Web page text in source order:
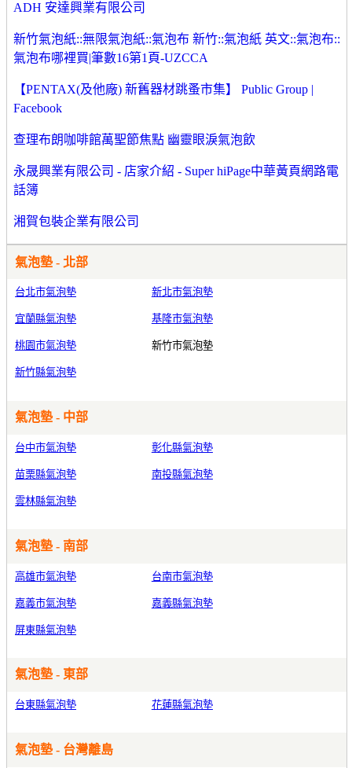
ADH 安達興業有限公司
新竹氣泡紙::無限氣泡紙::氣泡布 新竹::氣泡紙 英文::氣泡布::
氣泡布哪裡買|筆數16第1頁-UZCCA
【PENTAX(及他廠) 新舊器材跳蚤市集】 Public Group |
Facebook
查理布朗咖啡館萬聖節焦點 幽靈眼淚氣泡飲
永晟興業有限公司 - 店家介紹 - Super hiPage中華黃頁網路電
話簿
湘賀包裝企業有限公司
氣泡墊 - 北部
台北市氣泡墊 新北市氣泡墊
宜蘭縣氣泡墊 基隆市氣泡墊
桃園市氣泡墊 新竹市氣泡墊
新竹縣氣泡墊
氣泡墊 - 中部
台中市氣泡墊 彰化縣氣泡墊
苗栗縣氣泡墊 南投縣氣泡墊
雲林縣氣泡墊
氣泡墊 - 南部
高雄市氣泡墊 台南市氣泡墊
嘉義市氣泡墊 嘉義縣氣泡墊
屏東縣氣泡墊
氣泡墊 - 東部
台東縣氣泡墊 花蓮縣氣泡墊
氣泡墊 - 台灣離島